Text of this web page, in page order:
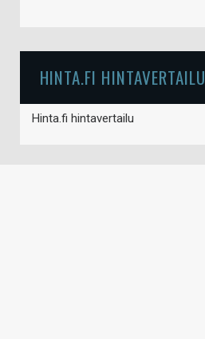
HINTA.FI HINTAVERTAILU
Hinta.fi hintavertailu